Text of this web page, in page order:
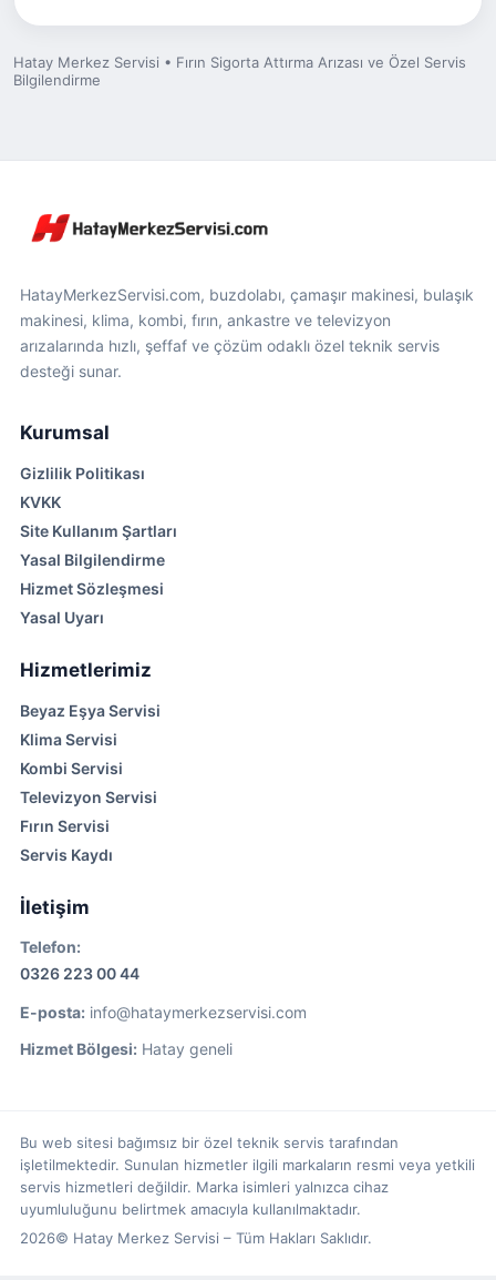
Hatay Merkez Servisi • Fırın Sigorta Attırma Arızası ve Özel Servis
Bilgilendirme
HatayMerkezServisi.com, buzdolabı, çamaşır makinesi, bulaşık
makinesi, klima, kombi, fırın, ankastre ve televizyon
arızalarında hızlı, şeffaf ve çözüm odaklı özel teknik servis
desteği sunar.
Kurumsal
Gizlilik Politikası
KVKK
Site Kullanım Şartları
Yasal Bilgilendirme
Hizmet Sözleşmesi
Yasal Uyarı
Hizmetlerimiz
Beyaz Eşya Servisi
Klima Servisi
Kombi Servisi
Televizyon Servisi
Fırın Servisi
Servis Kaydı
İletişim
Telefon:
0326 223 00 44
E-posta: info@hataymerkezservisi.com
Hizmet Bölgesi: Hatay geneli
Bu web sitesi bağımsız bir özel teknik servis tarafından
işletilmektedir. Sunulan hizmetler ilgili markaların resmi veya yetkili
servis hizmetleri değildir. Marka isimleri yalnızca cihaz
uyumluluğunu belirtmek amacıyla kullanılmaktadır.
2026© Hatay Merkez Servisi – Tüm Hakları Saklıdır.